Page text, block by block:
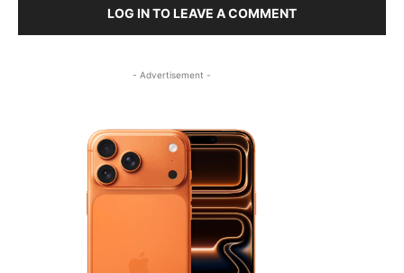
LOG IN TO LEAVE A COMMENT
- Advertisement -